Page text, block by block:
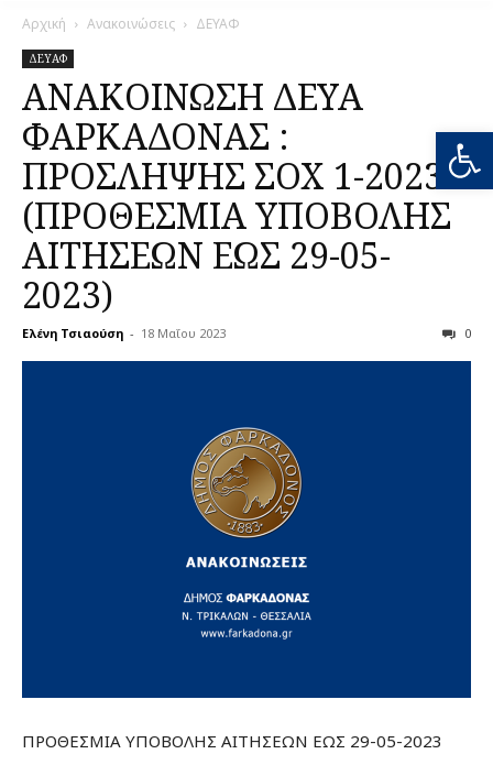
Αρχική Ανακοινώσεις ΔΕΥΑΦ
ΔΕΥΑΦ
ΑΝΑΚΟΙΝΩΣΗ ΔΕΥΑ
ΦΑΡΚΑΔΟΝΑΣ :
ΠΡΟΣΛΗΨΗΣ ΣΟΧ 1-2023
(ΠΡΟΘΕΣΜΙΑ ΥΠΟΒΟΛΗΣ
ΑΙΤΗΣΕΩΝ ΕΩΣ 29-05-
2023)
Ελένη Τσιαούση - 18 Μαΐου 2023 0
ΠΡΟΘΕΣΜΙΑ ΥΠΟΒΟΛΗΣ ΑΙΤΗΣΕΩΝ ΕΩΣ 29-05-2023